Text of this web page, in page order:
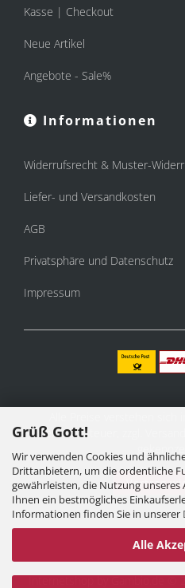
Grüß Gott!
Wir verwenden Cookies und
Drittanbietern, um die ordentliche
gewährleisten, die Nutzung
Ihnen ein bestmögliches
Informationen finden Sie in unserer
Alle
Kasse | Checkout
Neue Artikel
Angebote - Sale%
Informationen
Widerrufsrecht & Muster-
Liefer- und Versandkosten
AGB
Privatsphäre und Datenschutz
Impressum
Mehrwertsteuer, zzgl.
Vertrag
Internetshopby Gambio.de ©